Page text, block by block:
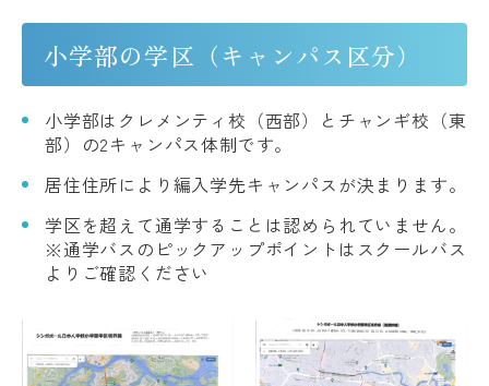
小学部の学区（キャンパス区分）
小学部はクレメンティ校（西部）とチャンギ校（東
部）の2キャンパス体制です。
居住住所により編入学先キャンパスが決まります。
学区を超えて通学することは認められていません。
※通学バスのピックアップポイントはスクールバス
よりご確認ください